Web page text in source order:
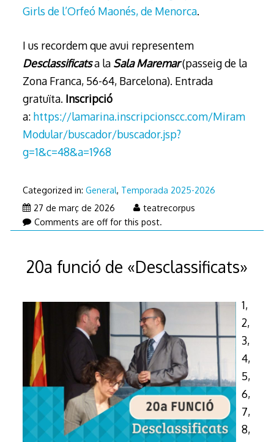
Girls de l’Orfeó Maonés, de Menorca.
I us recordem que avui representem
Desclassificatsa la Sala Maremar(passeig de la
Zona Franca, 56-64, Barcelona). Entrada
gratuïta. Inscripció
a: https://lamarina.inscripcionscc.com/Miram
Modular/buscador/buscador.jsp?
g=1&c=48&a=1968
Categorized in: General, Temporada 2025-2026
27 de març de 202626
de
2026
teatrecorpus
Comments are off for this post.
20a funció de «Desclassificats»
1,
2,
3,
4,
5,
6,
7,
8,